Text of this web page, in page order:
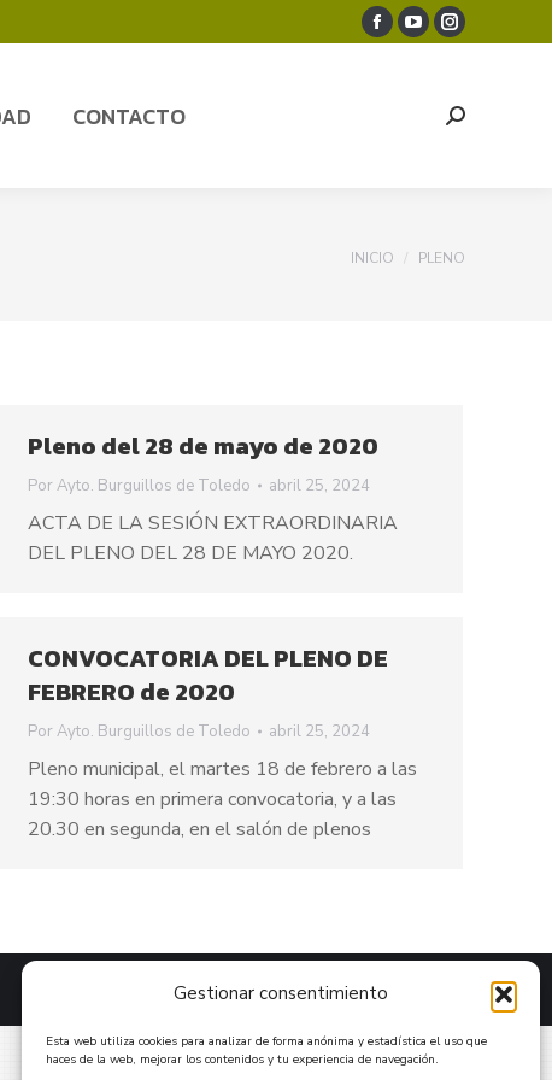
Gestionar consentimiento
Esta web utiliza cookies para analizar de forma anónima y estadística el uso que
haces de la web, mejorar los contenidos y tu experiencia de navegación.
Facebook
YouTubeInstagram
in
CONTACTO Search:
You are here:
INICIO PLENO
Pleno del 28 de mayo de 2020
PorAyto. Burguillos de Toledo abril 25, 2024
ACTA DE LA SESIÓN EXTRAORDINARIA
DEL PLENO DEL 28 DE MAYO 2020.
CONVOCATORIA DEL PLENO DE
FEBRERO de 2020
PorAyto. Burguillos de Toledo abril 25, 2024
Pleno municipal, el martes 18 de febrero a las
19:30 horas en primera convocatoria, y a las
20.30 en segunda, en el salón de plenos
CONTACTO